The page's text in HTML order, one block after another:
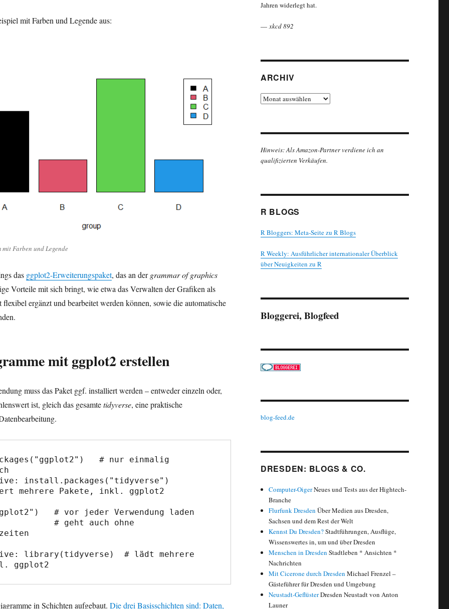
mit Farben und Legende aus:
Farben und Legende
das ggplot2-Erweiterungspaket, das an dergrammar of graphics
Vorteile mit sich bringt, wie etwa das Verwalten der Grafiken als
ergänzt und bearbeitet werden können, sowie die automatische
mit ggplot2 erstellen
muss das Paket ggf. installiert werden – entweder einzeln oder,
ist, gleich das gesamtetidyverse, eine praktische
# nur einmalig
install.packages("tidyverse")
mehrere Pakete, inkl. ggplot2
# vor jeder Verwendung laden
library(tidyverse)  # lädt mehrere
ggplot2
in Schichten aufgebaut. Die drei Basisschichten sind: Daten,
Jahren widerlegt hat.
—xkcd 892
ARCHIV
Archiv
Hinweis: Als Amazon-Partner verdiene ich an
qualifizierten Verkäufen.
R BLOGS
R Bloggers: Meta-Seite zu R Blogs
R Weekly: Ausführlicher internationaler Überblick
über Neuigkeiten zu R
Bloggerei, Blogfeed
blog-feed.de
DRESDEN: BLOGS & CO.
Computer-OigerNeues und Tests aus der Hightech-
Branche
Flurfunk Dresden Über Medien aus Dresden,
Sachsen und dem Rest der Welt
Kennst Du Dresden?Stadtführungen, Ausflüge,
Wissenswertes in, um und über Dresden
Menschen in Dresden Stadtleben * Ansichten *
Nachrichten
Mit Cicerone durch Dresden Michael Frenzel –
Gästeführer für Dresden und Umgebung
Neustadt-GeflüsterDresden Neustadt von Anton
Launer